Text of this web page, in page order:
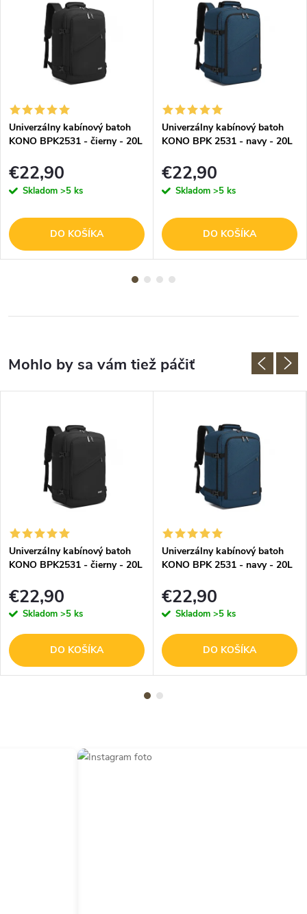
Univerzálny kabínový batoh
KONO BPK2531 - čierny - 20L
€22,90
Skladom >5 ks
DO KOŠÍKA
Univerzálny kabínový batoh
KONO BPK 2531 - navy - 20L
€22,90
Skladom >5 ks
DO KOŠÍKA
Univerzálny kabínový batoh
KONO BPK2531 - čierny - 20L
€22,90
Skladom >5 ks
DO KOŠÍKA
Univerzálny kabínový batoh
KONO BPK 2531 - navy - 20L
€22,90
Skladom >5 ks
DO KOŠÍKA